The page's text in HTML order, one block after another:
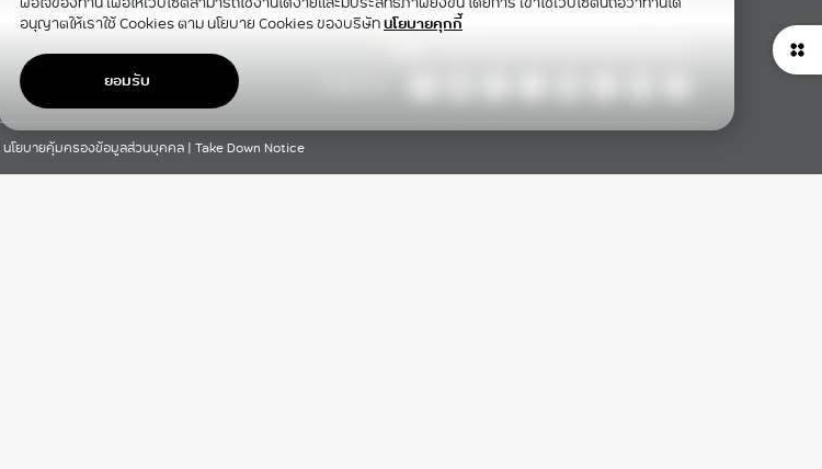
อนุญาตให้เราใช้ Cookies ตาม นโยบาย Cookies ของบริษัทนโยบายคุกกี้
ยอมรับ
นโยบายคุ้มครองข้อมูลส่วนบุคคล | Take Down Notice